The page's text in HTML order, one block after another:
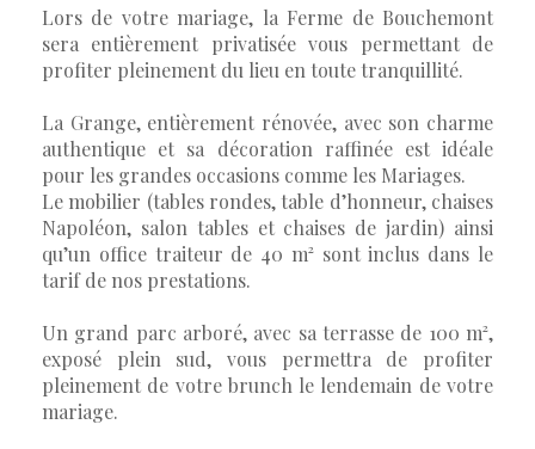
Lors de votre mariage, la Ferme de Bouchemont
sera entièrement privatisée vous permettant de
profiter pleinement du lieu en toute tranquillité.
La Grange, entièrement rénovée, avec son charme
authentique et sa décoration raffinée est idéale
pour les grandes occasions comme les Mariages.
Le mobilier (tables rondes, table d’honneur, chaises
Napoléon, salon tables et chaises de jardin) ainsi
qu’un office traiteur de 40 m² sont inclus dans le
tarif de nos prestations.
Un grand parc arboré, avec sa terrasse de 100 m²,
exposé plein sud, vous permettra de profiter
pleinement de votre brunch le lendemain de votre
mariage.